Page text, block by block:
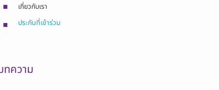
เกี่ยวกับเรา
ประกันที่เข้าร่วม
ทความ